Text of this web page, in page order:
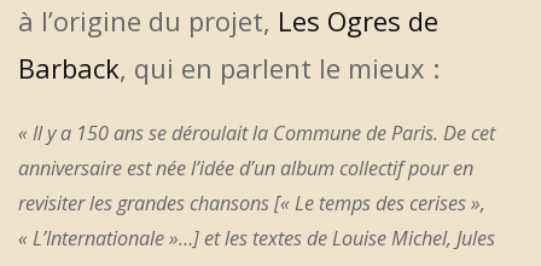
à l’origine du projet, Les Ogres de
Barback, qui en parlent le mieux :
« Il y a 150 ans se déroulait la Commune de Paris. De cet
anniversaire est née l’idée d’un album collectif pour en
revisiter les grandes chansons [« Le temps des cerises »,
« L’Internationale »…] et les textes de Louise Michel, Jules